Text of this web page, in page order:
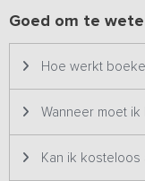
toilet, er zijn géén
is het op verzoek
kinderbedjes bij te
voetbalgoals.
Goed om te
Hoe werkt
Wanneer moet ik
Kan ik kosteloos